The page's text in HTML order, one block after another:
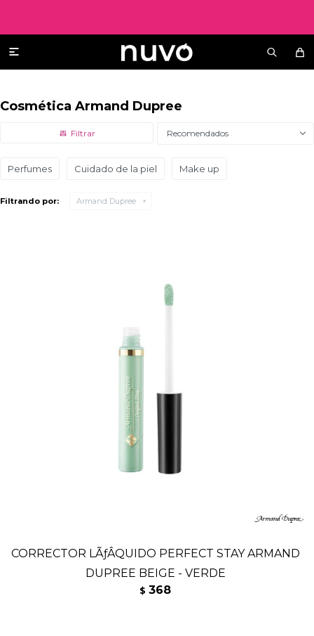

Cosmética Armand Dupree
Recomendados
Perfumes Cuidado de la piel Make up
Filtrando por: Armand Dupree
CORRECTOR LÃƒÂQUIDO PERFECT STAY ARMAND
DUPREE BEIGE - VERDE
$ 368